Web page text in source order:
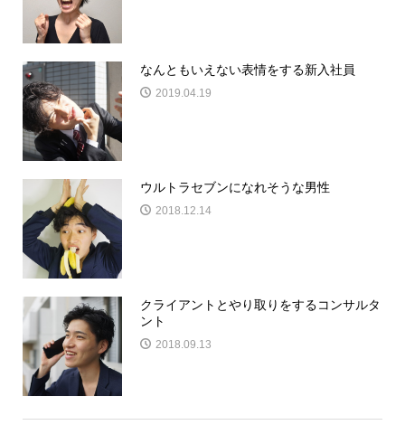
なんともいえない表情をする新入社員
2019.04.19
ウルトラセブンになれそうな男性
2018.12.14
クライアントとやり取りをするコンサルタ
ント
2018.09.13